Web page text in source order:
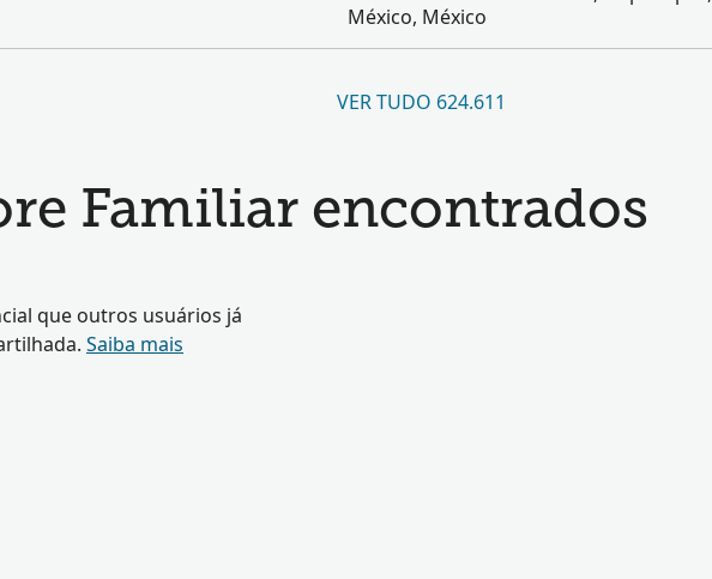
México, México
VER TUDO 624.611
Familiar encontrados
que outros usuários já
Saiba mais